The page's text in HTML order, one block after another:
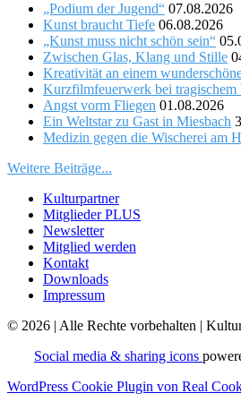
„Podium der Jugend“ 07.08.2026
Kunst braucht Tiefe 06.08.2026
„Kunst muss nicht schön sein“
Zwischen Glas, Klang und Stille
Kreativität an einem
Kurzfilmfeuerwerk bei tragischem
Angst vorm Fliegen 01.08.2026
Ein Weltstar zu Gast in Miesbach
Medizin gegen die Wischerei am
Weitere Beiträge...
Kulturpartner
Mitglieder PLUS
Newsletter
Mitglied werden
Kontakt
Downloads
Impressum
© 2026 | Alle Rechte vorbehalten |
Social media & sharing icons
WordPress Cookie Plugin von Real